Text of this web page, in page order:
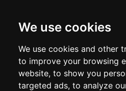
We use cookies
We use cookies and other
to improve your browsing
website, to show you
targeted ads, to analyze